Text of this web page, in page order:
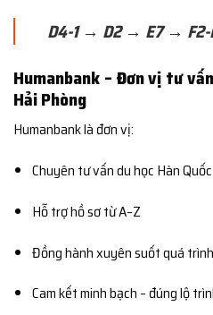
D4-1 → D2 → E7 → F2-
Humanbank – Đơn vị tư
Hải Phòng
Humanbank là đơn vị:
Chuyên tư vấn du học Hàn Quốc
Hỗ trợ hồ sơ từ A–Z
Đồng hành xuyên suốt quá
Cam kết minh bạch – đúng lộ